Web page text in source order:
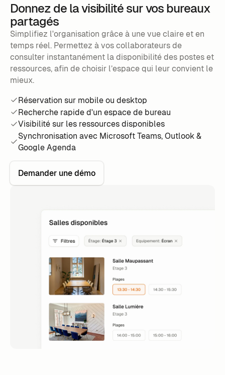
Donnez de la visibilité sur vos bureaux
partagés
Simplifiez l'organisation grâce à une vue claire et en
temps réel. Permettez à vos collaborateurs de
consulter instantanément la disponibilité des postes et
ressources, afin de choisir l’espace qui leur convient le
mieux.
Réservation sur mobile ou desktop
Recherche rapide d'un espace de bureau
Visibilité sur les ressources disponibles
Synchronisation avec Microsoft Teams, Outlook &
Google Agenda
Demander une démo